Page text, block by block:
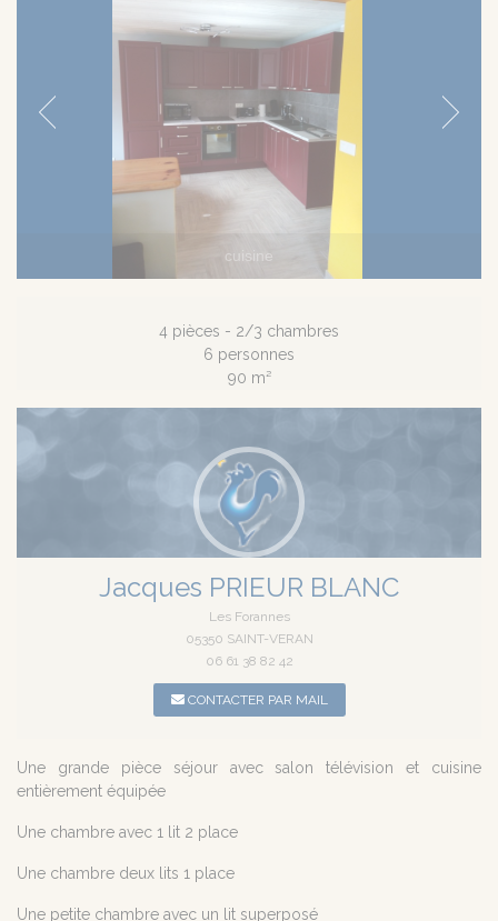
coin repas
4 pièces - 2/3 chambres
6 personnes
90 m²
Jacques PRIEUR BLANC
Les Forannes
05350 SAINT-VERAN
06 61 38 82 42
CONTACTER PAR MAIL
Une grande pièce séjour avec salon télévision et cuisine
entièrement équipée
Une chambre avec 1 lit 2 place
Une chambre deux lits 1 place
Une petite chambre avec un lit superposé